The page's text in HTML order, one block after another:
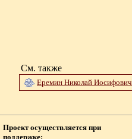
См. также
Еремин Николай Иосифович
Проект осуществляется при
поддержке: